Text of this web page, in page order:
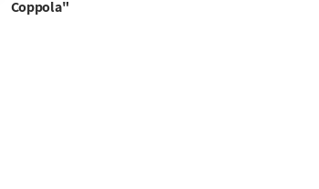
Coppola"